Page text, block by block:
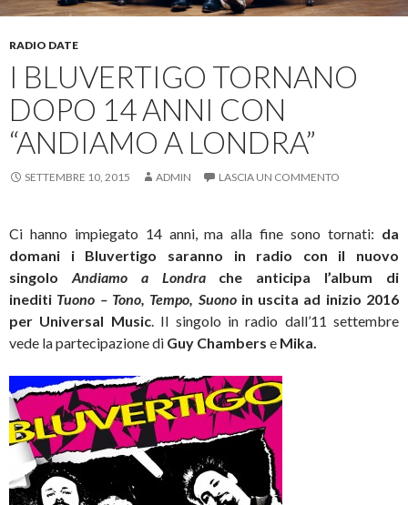
RADIO DATE
I BLUVERTIGO TORNANO
DOPO 14 ANNI CON
“ANDIAMO A LONDRA”
SETTEMBRE 10, 2015 ADMIN LASCIA UN COMMENTO
Ci hanno impiegato 14 anni, ma alla fine sono tornati: da
domani i Bluvertigo saranno in radio con il nuovo
singolo Andiamo a Londrache anticipa l’album di
inediti Tuono – Tono, Tempo, Suono in uscita ad inizio 2016
per Universal Music. Il singolo in radio dall’11 settembre
vede la partecipazione di Guy Chambers e Mika.